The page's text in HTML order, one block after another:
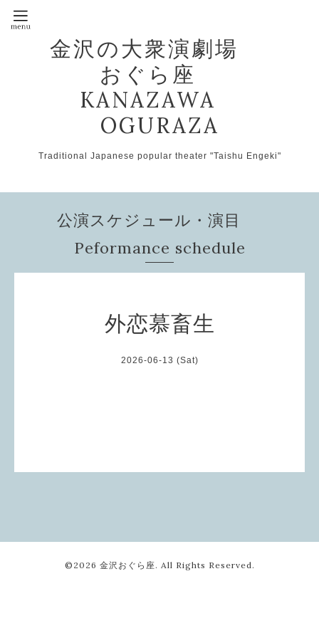
金沢の大衆演劇場
おぐら座
KANAZAWA
OGURAZA
Traditional Japanese popular theater "Taishu Engeki"
公演スケジュール・演目
Peformance schedule
外恋慕畜生
2026-06-13 (Sat)
©2026 金沢おぐら座. All Rights Reserved.